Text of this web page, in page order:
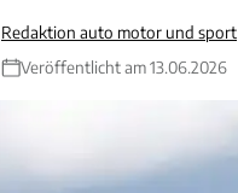
Redaktion auto motor und sport
Veröffentlicht am 13.06.2026